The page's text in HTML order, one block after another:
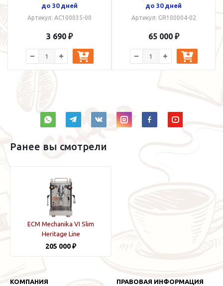
до 30 дней
Артикул: AC100035-00
3 690 ₽
до 30 дней
Артикул: GR100004-02
65 000 ₽
Ранее вы смотрели
ECM Mechanika VI Slim
Heritage Line
205 000 ₽
КОМПАНИЯ ПРАВОВАЯ ИНФОРМАЦИЯ